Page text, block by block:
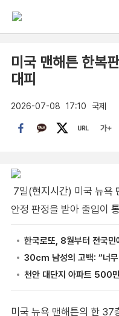
미국 맨해튼 한복
대피
2026-07-08 17:10 국제
7일(현지시간) 미국 뉴욕
안정 판정을 받아 출입이
미국 뉴욕 맨해튼의 한 37